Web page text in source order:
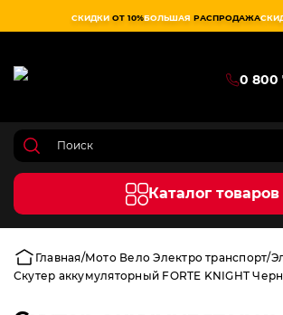
СКИДКИ ОТ 10%БОЛЬШАЯ РАСПРОДАЖА
0 800
Каталог товаров
Главная Мото Вело Электро транспорт
Скутер аккумуляторный FORTE KNIGHT